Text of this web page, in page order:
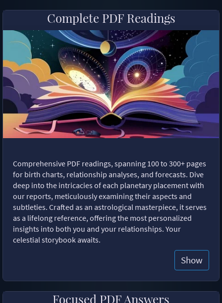
Complete PDF Readings
Comprehensive PDF readings, spanning 100 to 300+ pages
for birth charts, relationship analyses, and forecasts. Dive
deep into the intricacies of each planetary placement with
our reports, meticulously examining their aspects and
subtleties. Crafted as an astrological masterpiece, it serves
as a lifelong reference, offering the most personalized
insights into both you and your relationships. Your
celestial storybook awaits.
Show
Focused PDF Answers